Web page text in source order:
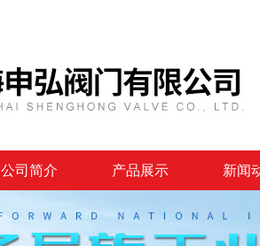
公司简介 产品展示 新闻